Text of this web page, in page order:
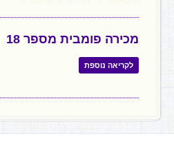
מכירה פומבית מספר 18
לקריאה נוספת